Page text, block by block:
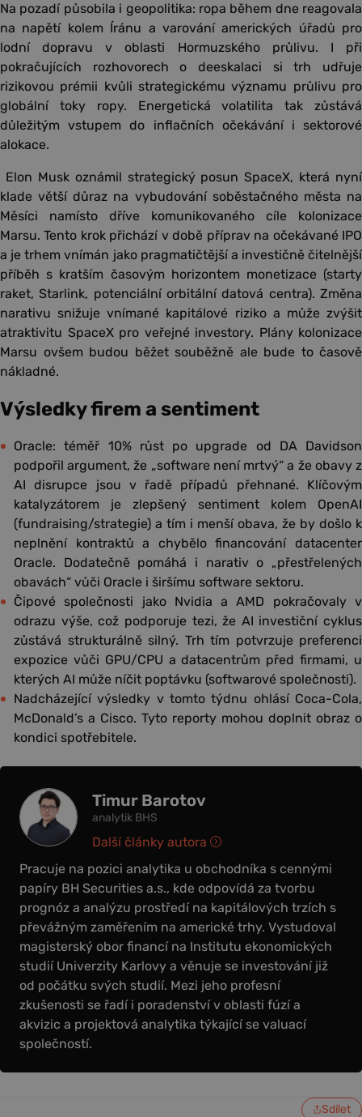
Na pozadí působila i geopolitika: ropa během dne reagovala
na napětí kolem Íránu a varování amerických úřadů pro
lodní dopravu v oblasti Hormuzského průlivu. I při
pokračujících rozhovorech o deeskalaci si trh udřuje
rizikovou prémii kvůli strategickému významu průlivu pro
globální toky ropy. Energetická volatilita tak zůstává
důležitým vstupem do inflačních očekávání i sektorové
alokace.
Elon Musk oznámil strategický posun SpaceX, která nyní
klade větší důraz na vybudování soběstačného města na
Měsíci namísto dříve komunikovaného cíle kolonizace
Marsu. Tento krok přichází v době příprav na očekávané IPO
a je trhem vnímán jako pragmatičtější a investičně čitelnější
příběh s kratším časovým horizontem monetizace (starty
raket, Starlink, potenciální orbitální datová centra). Změna
narativu snižuje vnímané kapitálové riziko a může zvýšit
atraktivitu SpaceX pro veřejné investory. Plány kolonizace
Marsu ovšem budou běžet souběžně ale bude to časově
nákladné.
Výsledky firem a sentiment
Oracle: téměř 10% růst po upgrade od DA Davidson
podpořil argument, že „software není mrtvý“ a že obavy z
AI disrupce jsou v řadě případů přehnané. Klíčovým
katalyzátorem je zlepšený sentiment kolem OpenAI
(fundraising/strategie) a tím i menší obava, že by došlo k
neplnění kontraktů a chybělo financování datacenter
Oracle. Dodatečně pomáhá i narativ o „přestřelených
obavách“ vůči Oracle i širšímu software sektoru.
Čipové společnosti jako Nvidia a AMD pokračovaly v
odrazu výše, což podporuje tezi, že AI investiční cyklus
zůstává strukturálně silný. Trh tím potvrzuje preferenci
expozice vůči GPU/CPU a datacentrům před firmami, u
kterých AI může níčit poptávku (softwarové společnosti).
Nadcházející výsledky v tomto týdnu ohlásí Coca-Cola,
McDonald’s a Cisco. Tyto reporty mohou doplnit obraz o
kondici spotřebitele.
Timur Barotov
analytik BHS
Pracuje na pozici analytika u obchodníka s cennými
papíry BH Securities a.s., kde odpovídá za tvorbu
prognóz a analýzu prostředí na kapitálových trzích s
převážným zaměřením na americké trhy. Vystudoval
magisterský obor financí na Institutu ekonomických
studií Univerzity Karlovy a věnuje se investování již
od počátku svých studií. Mezi jeho profesní
zkušenosti se řadí i poradenství v oblasti fúzí a
akvizic a projektová analytika týkající se valuací
společností.
Další články autora
Sdílet